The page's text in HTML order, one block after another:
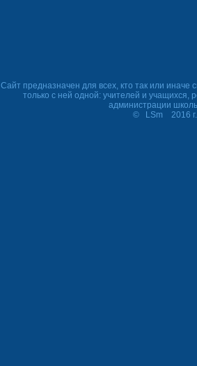
Сайт предназначен для всех, кто так или иначе
только с ней одной: учителей и учащихся,
администрации
© LSm 2016 г.